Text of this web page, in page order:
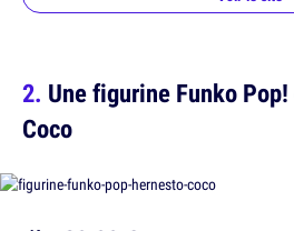
Une figurine Funko
Coco